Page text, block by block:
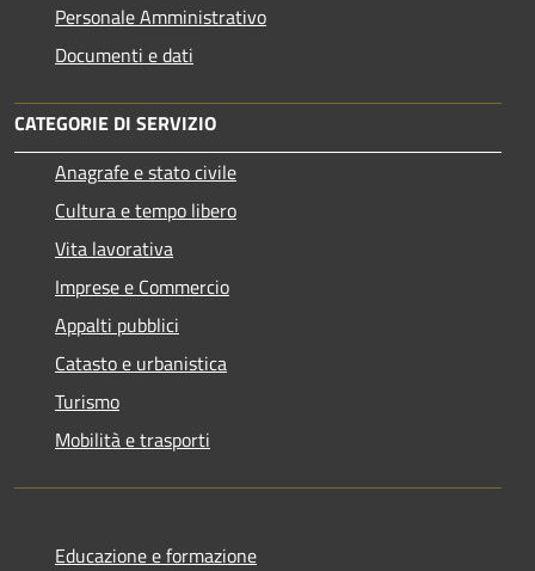
Personale Amministrativo
Documenti e dati
CATEGORIE DI SERVIZIO
Anagrafe e stato civile
Cultura e tempo libero
Vita lavorativa
Imprese e Commercio
Appalti pubblici
Catasto e urbanistica
Turismo
Mobilità e trasporti
Educazione e formazione